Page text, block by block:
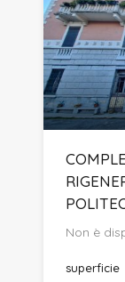
Non è
superficie